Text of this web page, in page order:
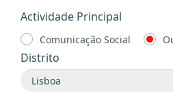
Actividade Principal
Comunicação Social
Distrito